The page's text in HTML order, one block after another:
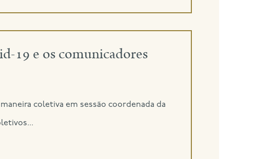
19 e os comunicadores
coletiva em sessão coordenada da